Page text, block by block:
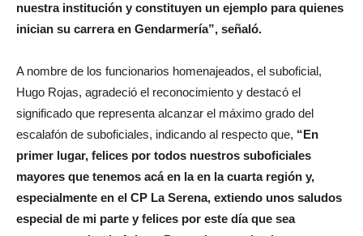
nuestra institución y constituyen un ejemplo para quienes
inician su carrera en Gendarmería”, señaló.
A nombre de los funcionarios homenajeados, el suboficial,
Hugo Rojas, agradeció el reconocimiento y destacó el
significado que representa alcanzar el máximo grado del
escalafón de suboficiales, indicando al respecto que, “En
primer lugar, felices por todos nuestros suboficiales
mayores que tenemos acá en la en la cuarta región y,
especialmente en el CP La Serena, extiendo unos saludos
especial de mi parte y felices por este día que sea